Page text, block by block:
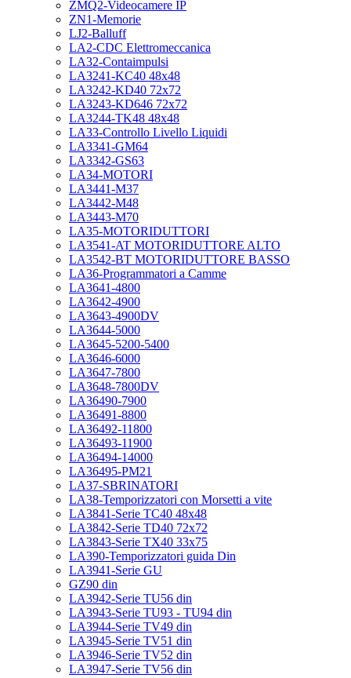
ZMQ2-Videocamere IP
ZN1-Memorie
LJ2-Balluff
LA2-CDC Elettromeccanica
LA32-Contaimpulsi
LA3241-KC40 48x48
LA3242-KD40 72x72
LA3243-KD646 72x72
LA3244-TK48 48x48
LA33-Controllo Livello Liquidi
LA3341-GM64
LA3342-GS63
LA34-MOTORI
LA3441-M37
LA3442-M48
LA3443-M70
LA35-MOTORIDUTTORI
LA3541-AT MOTORIDUTTORE ALTO
LA3542-BT MOTORIDUTTORE BASSO
LA36-Programmatori a Camme
LA3641-4800
LA3642-4900
LA3643-4900DV
LA3644-5000
LA3645-5200-5400
LA3646-6000
LA3647-7800
LA3648-7800DV
LA36490-7900
LA36491-8800
LA36492-11800
LA36493-11900
LA36494-14000
LA36495-PM21
LA37-SBRINATORI
LA38-Temporizzatori con Morsetti a vite
LA3841-Serie TC40 48x48
LA3842-Serie TD40 72x72
LA3843-Serie TX40 33x75
LA390-Temporizzatori guida Din
LA3941-Serie GU
GZ90 din
LA3942-Serie TU56 din
LA3943-Serie TU93 - TU94 din
LA3944-Serie TV49 din
LA3945-Serie TV51 din
LA3946-Serie TV52 din
LA3947-Serie TV56 din